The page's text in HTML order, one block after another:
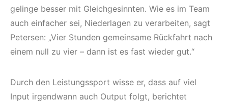
gelinge besser mit Gleichgesinnten. Wie es im Team
auch einfacher sei, Niederlagen zu verarbeiten, sagt
Petersen: „Vier Stunden gemeinsame Rückfahrt nach
einem null zu vier – dann ist es fast wieder gut.“
Durch den Leistungssport wisse er, dass auf viel
Input irgendwann auch Output folgt, berichtet